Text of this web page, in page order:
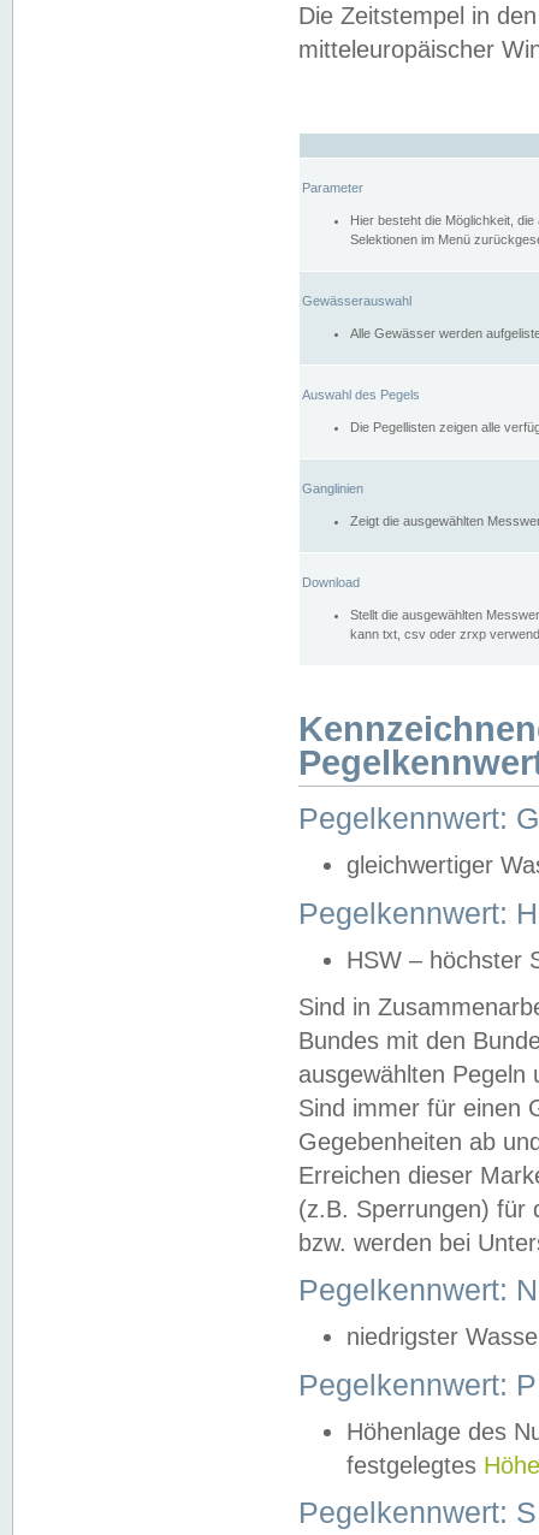
Die Zeitstempel in
mitteleuropäischer
Parameter
Hier besteht die Möglichkeit,
Selektionen im Menü
Gewässerauswahl
Alle Gewässer werden
Auswahl des Pegels
Die Pegellisten zeigen alle
Ganglinien
Zeigt die ausgewählten
Download
Stellt die ausgewählten
kann txt, csv oder zrxp
Pegelkennwert:
gleichwertiger
Pegelkennwert:
HSW – höchster
Sind in
Bundes mit den
ausgewählten
Sind immer für einen
Gegebenheiten ab
Erreichen dieser
(z.B. Sperrungen) für
bzw. werden bei
Pegelkennwert:
niedrigster
Pegelkennwert:
Höhenlage des
festgelegtes
Pegelkennwert: